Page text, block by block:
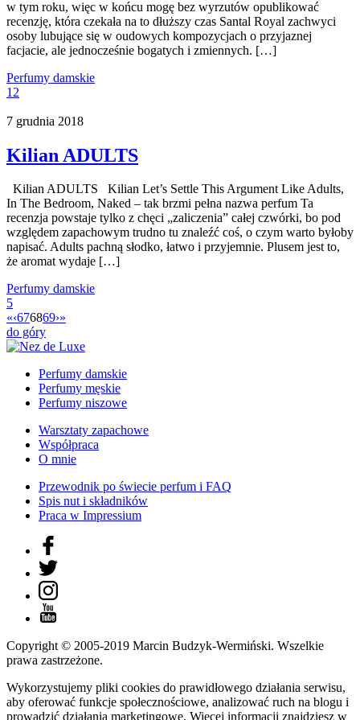
w tym roku, więc w końcu mogę bez wyrzutów opublikować
recenzję, która czekała na to dłuższy czas Santal Royal zachwyci
osoby lubujące się w oudowych kompozycjach o przyjaznej
facjacie, ale jednocześnie bogatych i zmiennych. […]
Perfumy damskie
12
7 grudnia 2018
Kilian ADULTS
Kilian ADULTS Kilian Let’s Settle This Argument Like Adults,
In The Bedroom, Naked – tak brzmi pełna nazwa perfum Ta
recenzja powstaje tylko z chęci „zaliczenia” całej czwórki, bo pod
względem zapachowym trudno tu znaleźć coś, o czym warto byłoby
napisać. Adults pachną słodko, łatwo i przyjemnie. Plusem jest to,
że aromat wydaje […]
Perfumy damskie
5
«‹676869›»
do góry
Perfumy damskie
Perfumy męskie
Perfumy niszowe
Warsztaty zapachowe
Współpraca
O mnie
Przewodnik po świecie perfum i FAQ
Spis nut i składników
Praca w Impressium
Copyright © 2005-2019 Marcin Budzyk-Wermiński. Wszelkie
prawa zastrzeżone.
Wykorzystujemy pliki cookies do prawidłowego działania serwisu,
aby oferować funkcje społecznościowe, analizować ruch na blogu i
prowadzić działania marketingowe. Więcej informacji znajdziesz w